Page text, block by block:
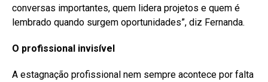
conversas importantes, quem lidera projetos e quem é
lembrado quando surgem oportunidades”, diz Fernanda.
O profissional invisível
A estagnação profissional nem sempre acontece por falta